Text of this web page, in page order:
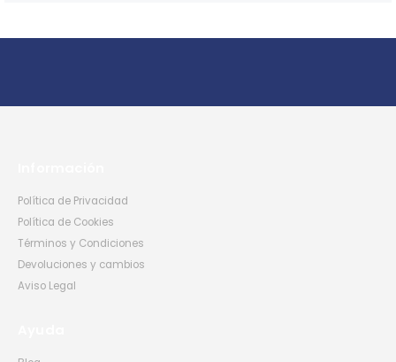
Política de Privacidad
Política de Cookies
Términos y Condiciones
Devoluciones y cambios
Aviso Legal